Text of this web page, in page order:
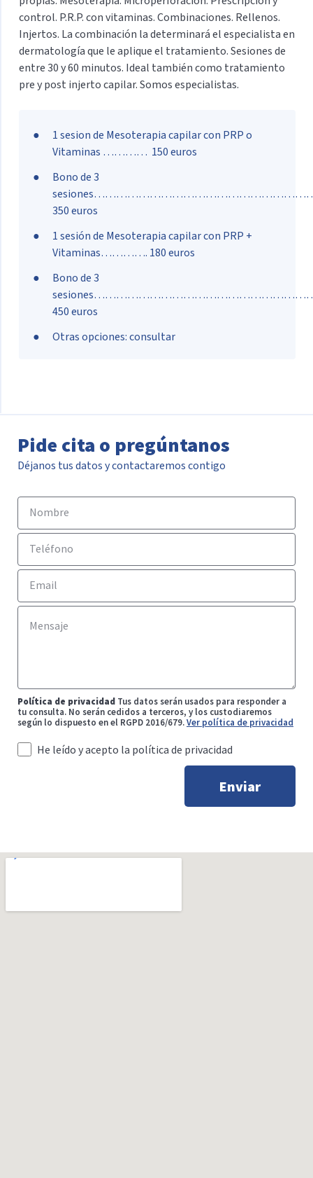
control. P.R.P. con vitaminas. Combinaciones. Rellenos.
Injertos. La combinación la determinará el especialista en
dermatología que le aplique el tratamiento. Sesiones de
entre 30 y 60 minutos. Ideal también como tratamiento
pre y post injerto capilar. Somos especialistas.
1 sesion de Mesoterapia capilar con PRP o
Vitaminas ………… 150 euros
Bono de 3
350 euros
1 sesión de Mesoterapia capilar con PRP +
Vitaminas…………. 180 euros
Bono de 3
450 euros
Otras opciones: consultar
Pide cita o pregúntanos
Déjanos tus datos y contactaremos contigo
Política de privacidad Tus datos serán usados para responder a
tu consulta. No serán cedidos a terceros, y los custodiaremos
según lo dispuesto en el RGPD 2016/679.Ver política de privacidad
He leído y acepto la política de privacidad
Enviar